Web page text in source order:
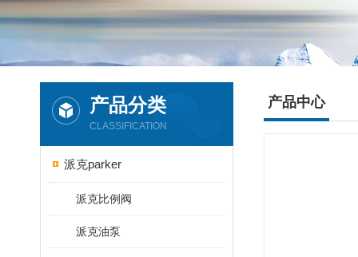
产品分类
CLASSIFICATION
派克parker
派克比例阀
派克油泵
产品中心